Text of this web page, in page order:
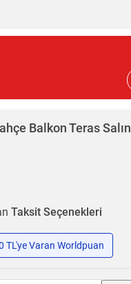
Balkon Teras
Taksit Seçenekleri
TL'ye Varan Worldpuan